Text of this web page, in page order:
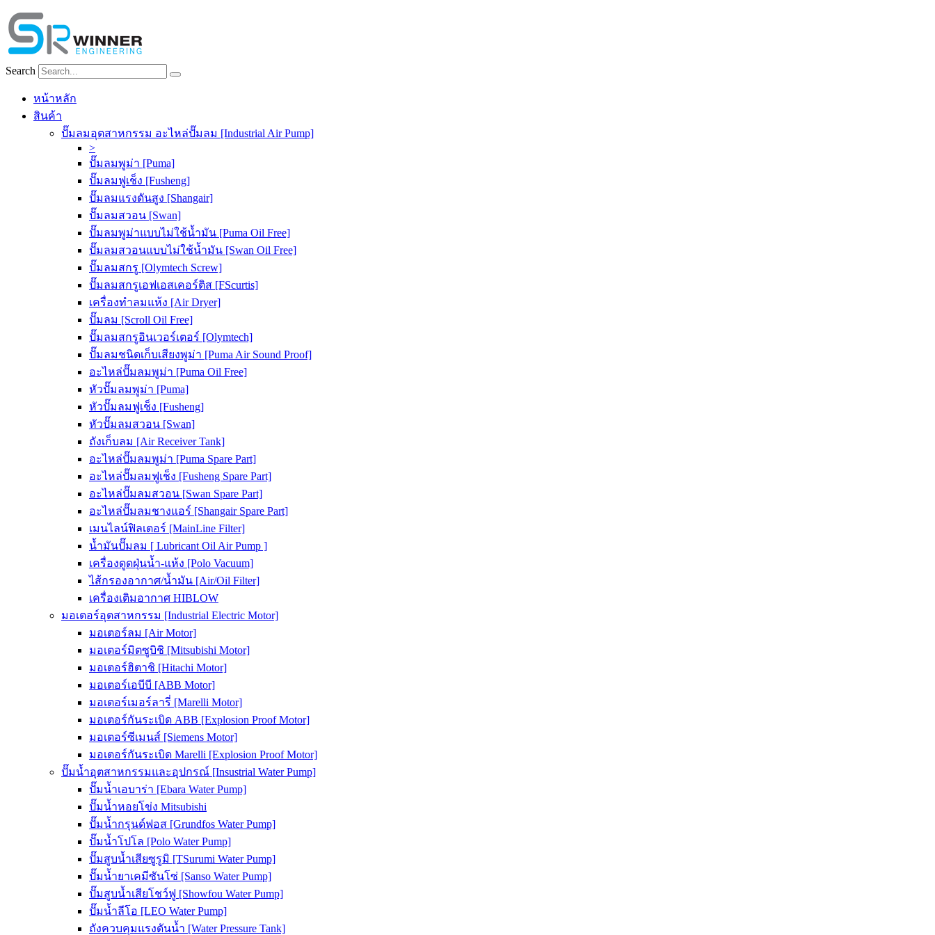
Skip
to
content
Search
หน้าหลัก
สินค้า
ปั๊มลมอุตสาหกรรม อะไหล่ปั๊มลม [Industrial Air Pump]
>
ปั๊มลมพูม่า [Puma]
ปั๊มลมฟูเช็ง [Fusheng]
ปั๊มลมแรงดันสูง [Shangair]
ปั๊มลมสวอน [Swan]
ปั๊มลมพูม่าแบบไม่ใช้น้ำมัน [Puma Oil Free]
ปั๊มลมสวอนแบบไม่ใช้น้ำมัน [Swan Oil Free]
ปั๊มลมสกรู [Olymtech Screw]
ปั๊มลมสกรูเอฟเอสเคอร์ติส [FScurtis]
เครื่องทำลมแห้ง [Air Dryer]
ปั๊มลม [Scroll Oil Free]
ปั๊มลมสกรูอินเวอร์เตอร์ [Olymtech]
ปั๊มลมชนิดเก็บเสียงพูม่า [Puma Air Sound Proof]
อะไหล่ปั๊มลมพูม่า [Puma Oil Free]
หัวปั๊มลมพูม่า [Puma]
หัวปั๊มลมฟูเช็ง [Fusheng]
หัวปั๊มลมสวอน [Swan]
ถังเก็บลม [Air Receiver Tank]
อะไหล่ปั๊มลมพูม่า [Puma Spare Part]
อะไหล่ปั๊มลมฟูเช็ง [Fusheng Spare Part]
อะไหล่ปั๊มลมสวอน [Swan Spare Part]
อะไหล่ปั๊มลมชางแอร์ [Shangair Spare Part]
เมนไลน์ฟิลเตอร์ [MainLine Filter]
น้ำมันปั๊มลม [ Lubricant Oil Air Pump ]
เครื่องดูดฝุ่นน้ำ-แห้ง [Polo Vacuum]
ไส้กรองอากาศ/น้ำมัน [Air/Oil Filter]
เครื่องเติมอากาศ HIBLOW
มอเตอร์อุตสาหกรรม [Industrial Electric Motor]
มอเตอร์ลม [Air Motor]
มอเตอร์มิตซูบิชิ [Mitsubishi Motor]
มอเตอร์ฮิตาชิ [Hitachi Motor]
มอเตอร์เอบีบี [ABB Motor]
มอเตอร์เมอร์ลารี่ [Marelli Motor]
มอเตอร์กันระเบิด ABB [Explosion Proof Motor]
มอเตอร์ซีเมนส์ [Siemens Motor]
มอเตอร์กันระเบิด Marelli [Explosion Proof Motor]
ปั๊มน้ำอุตสาหกรรมและอุปกรณ์ [Insustrial Water Pump]
ปั๊มน้ำเอบาร่า [Ebara Water Pump]
ปั๊มน้ำหอยโข่ง Mitsubishi
ปั๊มน้ำกรุนด์ฟอส [Grundfos Water Pump]
ปั๊มน้ำโปโล [Polo Water Pump]
ปั๊มสูบน้ำเสียซูรูมิ [TSurumi Water Pump]
ปั๊มน้ำยาเคมีซันโซ่ [Sanso Water Pump]
ปั๊มสูบน้ำเสียโชว์ฟู [Showfou Water Pump]
ปั๊มน้ำลีโอ [LEO Water Pump]
ถังควบคุมแรงดันน้ำ [Water Pressure Tank]